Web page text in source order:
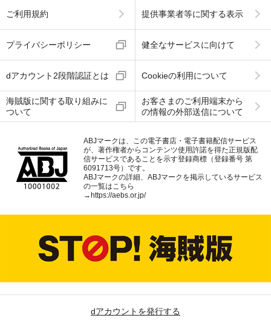
ご利用規約 提供事業者等に関する表示
プライバシーポリシー 健全なサービスに向けて
dアカウント2段階認証とは Cookieの利用について
海賊版に関する取り組みに
ついて
お客さまのご利用端末から
の情報の外部送信について
ABJマークは、この電子書店・電子書籍配信サービス
が、著作権者からコンテンツ使用許諾を得た正規版配
信サービスであることを示す登録商標（登録番号 第
6091713号）です。
ABJマークの詳細、ABJマークを掲示しているサービス
の一覧はこちら
→https://aebs.or.jp/
dアカウントを発行する